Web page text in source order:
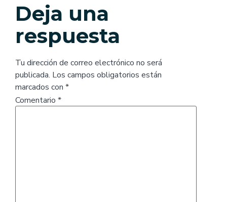
Deja una
respuesta
Tu dirección de correo electrónico no será
publicada. Los campos obligatorios están
marcados con *
Comentario *